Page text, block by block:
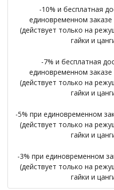
-10% и бесплатная
единовременном заказе
(действует только на
гайки и
-7% и бесплатная
единовременном заказе
(действует только на
гайки и
-5% при единовременном
(действует только на
гайки и
-3% при единовременном
(действует только на
гайки и